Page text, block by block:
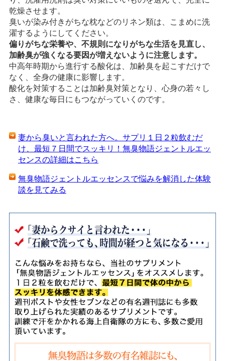
乾燥させます。
臭いが染み付きがちな枕などのリネン類は、こまめに洗
濯するようにしてください。
偏りがちな栄養や、不規則になりがちな生活を見直し、
加齢臭が強くなる要因が増えないように注意します。
中高年時期から進行する酸化は、加齢臭を起こすだけで
なく、全身の健康に影響します。
酸化を対策することは加齢臭対策となり、心身の若々し
さ、健康な毎日にもつながっていくのです。
妻から臭いと言われた方へ。サプリ１日２粒飲むだ
け、最短７日間でスッキリ！無臭物語ジェントルエッ
センスの詳細はこちら
無臭物語ジェントルエッセンスで悩みを解消した体験
談を見てみる